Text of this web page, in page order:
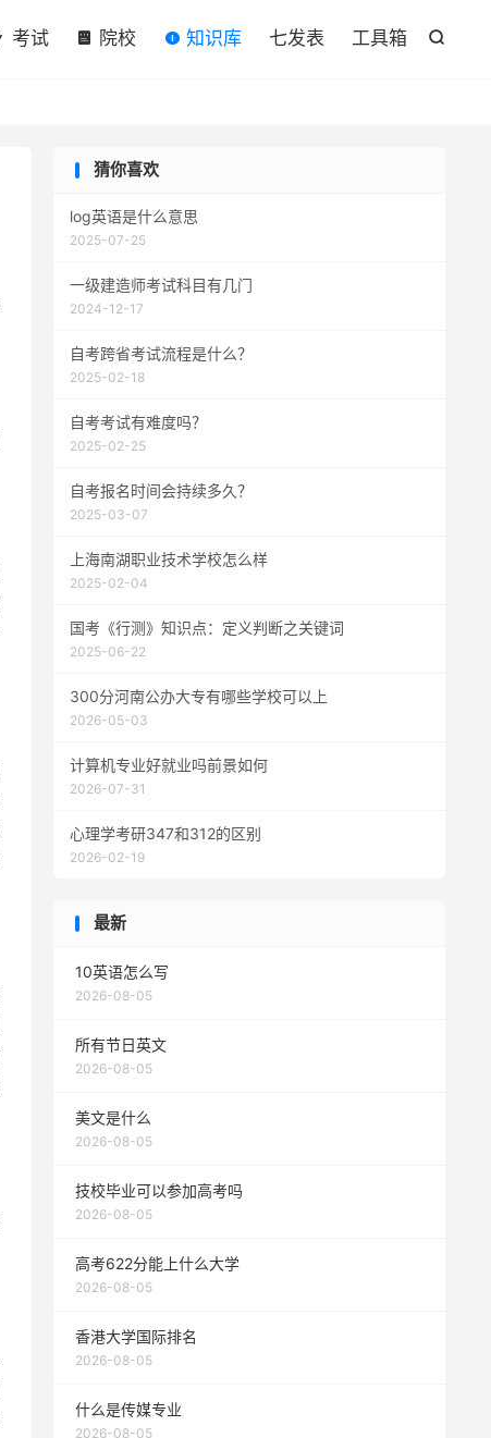

考试 院校 知识库 七发表 工具箱
猜你喜欢
log英语是什么意思
2025-07-25
一级建造师考试科目有几门
2024-12-17
自考跨省考试流程是什么？
2025-02-18
自考考试有难度吗？
2025-02-25
自考报名时间会持续多久？
2025-03-07
上海南湖职业技术学校怎么样
2025-02-04
国考《行测》知识点：定义判断之关键词
2025-06-22
300分河南公办大专有哪些学校可以上
2026-05-03
计算机专业好就业吗前景如何
2026-07-31
心理学考研347和312的区别
2026-02-19
最新
10英语怎么写
2026-08-05
所有节日英文
2026-08-05
美文是什么
2026-08-05
技校毕业可以参加高考吗
2026-08-05
高考622分能上什么大学
2026-08-05
香港大学国际排名
2026-08-05
什么是传媒专业
2026-08-05